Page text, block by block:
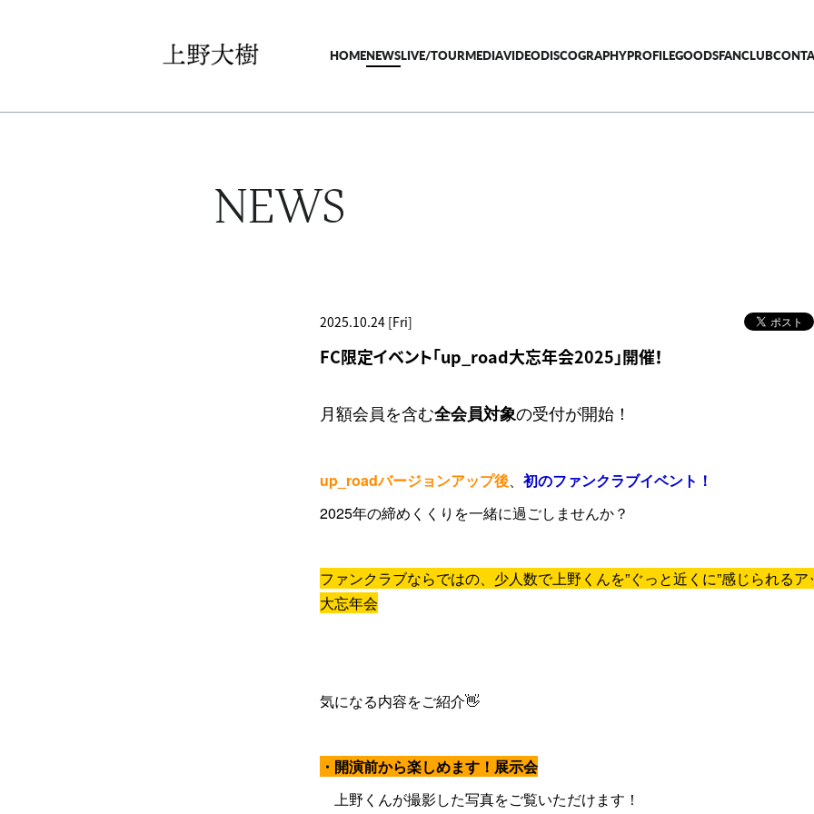
HOMENEWSLIVE/TOURMEDIAVIDEODISCOGRAPHYPROFILEGOODSFANCLUB
NEWS
2025.10.24 [Fri]
FC限定イベント「up_road大忘年会2025」開催！
月額会員を含む全会員対象の受付が開始！
up_roadバージョンアップ後、 初のファンクラブイベント！
2025年の締めくくりを一緒に過ごしませんか？
ファンクラブならではの、少人数で上野くんを”ぐっと近くに”感じられる
大忘年会
気になる内容をご紹介👋
・開演前から楽しめます！展示会
上野くんが撮影した写真をご覧いただけます！